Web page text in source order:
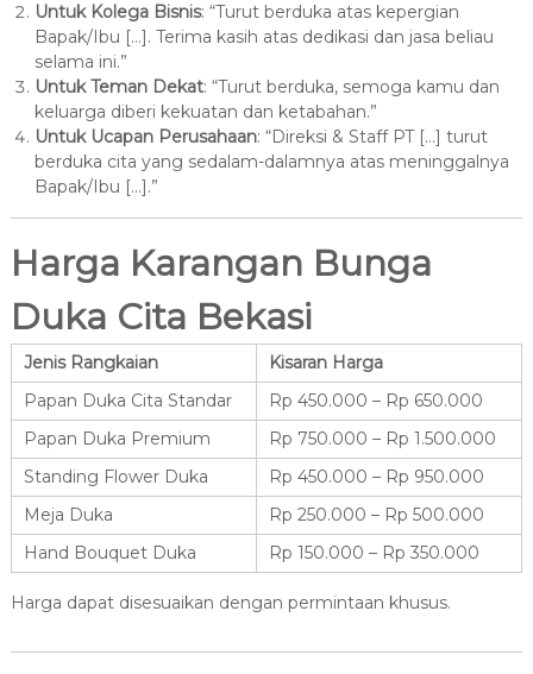
Untuk Kolega Bisnis: “Turut berduka atas kepergian
Bapak/Ibu […]. Terima kasih atas dedikasi dan jasa beliau
selama ini.”
Untuk Teman Dekat: “Turut berduka, semoga kamu dan
keluarga diberi kekuatan dan ketabahan.”
Untuk Ucapan Perusahaan: “Direksi & Staff PT […] turut
berduka cita yang sedalam-dalamnya atas meninggalnya
Bapak/Ibu […].”
Harga Karangan Bunga
Duka Cita Bekasi
Jenis Rangkaian
Kisaran Harga
Papan Duka Cita Standar
Rp 450.000 – Rp 650.000
Papan Duka Premium
Rp 750.000 – Rp 1.500.000
Standing Flower Duka
Rp 450.000 – Rp 950.000
Meja Duka
Rp 250.000 – Rp 500.000
Hand Bouquet Duka
Rp 150.000 – Rp 350.000
Harga dapat disesuaikan dengan permintaan khusus.